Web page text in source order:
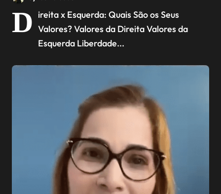
D ireita x Esquerda: Quais São os Seus
Valores? Valores da Direita Valores da
Esquerda Liberdade...